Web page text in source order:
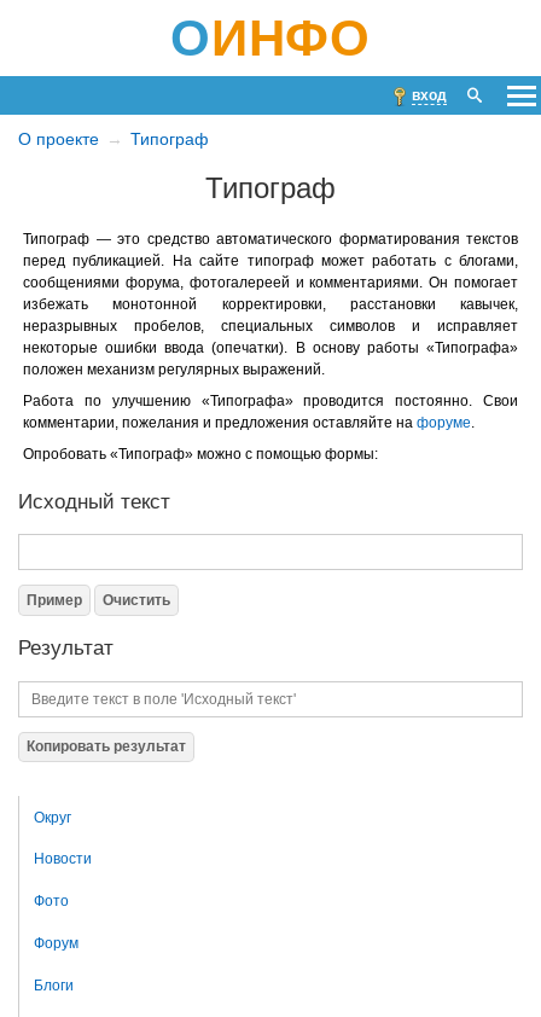
ОИНФО
вход
О проекте Типограф
Типограф
Типограф — это средство автоматического форматирования текстов
перед публикацией. На сайте типограф может работать с блогами,
сообщениями форума, фотогалереей и комментариями. Он помогает
избежать монотонной корректировки, расстановки кавычек,
неразрывных пробелов, специальных символов и исправляет
некоторые ошибки ввода (опечатки). В основу работы «Типографа»
положен механизм регулярных выражений.
Работа по улучшению «Типографа» проводится постоянно. Свои
комментарии, пожелания и предложения оставляйте на форуме
Опробовать «Типограф» можно с помощью формы:
Исходный текст
Пример Очистить
Результат
Копировать результат
Округ
Новости
Фото
Форум
Блоги